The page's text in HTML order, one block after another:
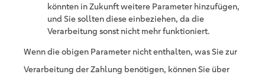
könnten in Zukunft weitere Parameter hinzufügen,
und Sie sollten diese einbeziehen, da die
Verarbeitung sonst nicht mehr funktioniert.
Wenn die obigen Parameter nicht enthalten, was Sie zur
Verarbeitung der Zahlung benötigen, können Sie über